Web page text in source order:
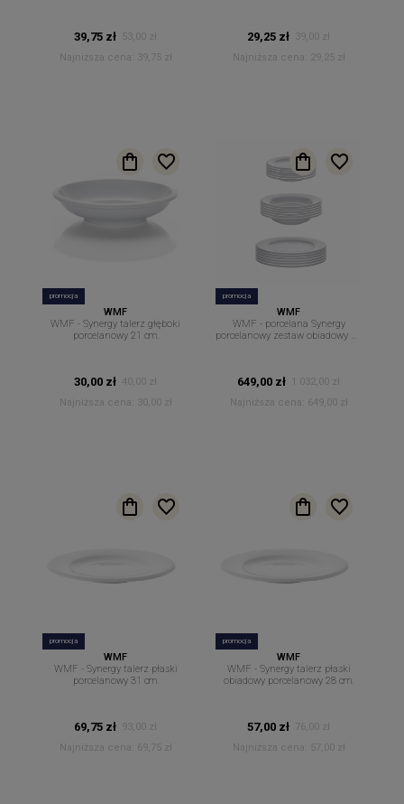
39,75 zł
53,00 zł
Najniższa cena:
39,75 zł
29,25 zł
39,00 zł
Najniższa cena:
29,25 zł
promocja
WMF
WMF - Synergy talerz głęboki
porcelanowy 21 cm.
30,00 zł
40,00 zł
Najniższa cena:
30,00 zł
promocja
WMF
WMF - porcelana Synergy
porcelanowy zestaw obiadowy 18
649,00 zł
1 032,00 zł
Najniższa cena:
649,00 zł
promocja
WMF
WMF - Synergy talerz płaski
porcelanowy 31 cm.
69,75 zł 93,00 zł
Najniższa cena:
69,75 zł
promocja
WMF
WMF - Synergy talerz płaski
obiadowy porcelanowy 28 cm.
57,00 zł
76,00 zł
Najniższa cena:
57,00 zł